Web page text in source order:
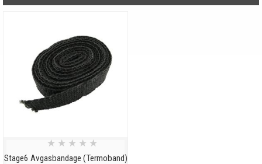
Stage6 Avgasbandage (Termoband)
★ ★ ★ ★ ★